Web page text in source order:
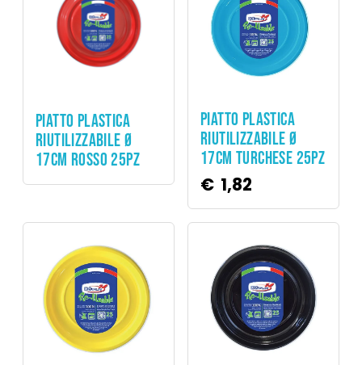
PIATTO PLASTICA
RIUTILIZZABILE Ø
17CM ROSSO 25PZ
PIATTO PLASTICA
RIUTILIZZABILE Ø
17CM TURCHESE 25PZ
€ 1,82